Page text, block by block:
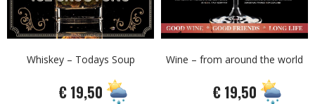
Whiskey – Todays Soup
€ 19,50
Wine – from around the world
€ 19,50